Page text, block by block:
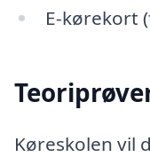
E-kørekort
Køreskolen vil